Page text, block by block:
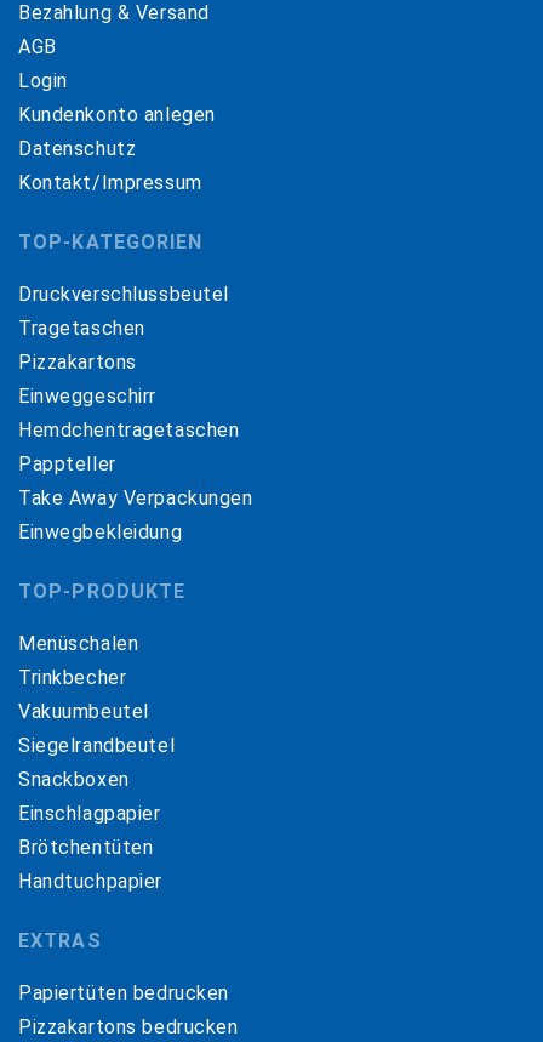
Bezahlung & Versand
AGB
Login
Kundenkonto anlegen
Datenschutz
Kontakt/Impressum
TOP-KATEGORIEN
Druckverschlussbeutel
Tragetaschen
Pizzakartons
Einweggeschirr
Hemdchentragetaschen
Pappteller
Take Away Verpackungen
Einwegbekleidung
TOP-PRODUKTE
Menüschalen
Trinkbecher
Vakuumbeutel
Siegelrandbeutel
Snackboxen
Einschlagpapier
Brötchentüten
Handtuchpapier
EXTRAS
Papiertüten bedrucken
Pizzakartons bedrucken